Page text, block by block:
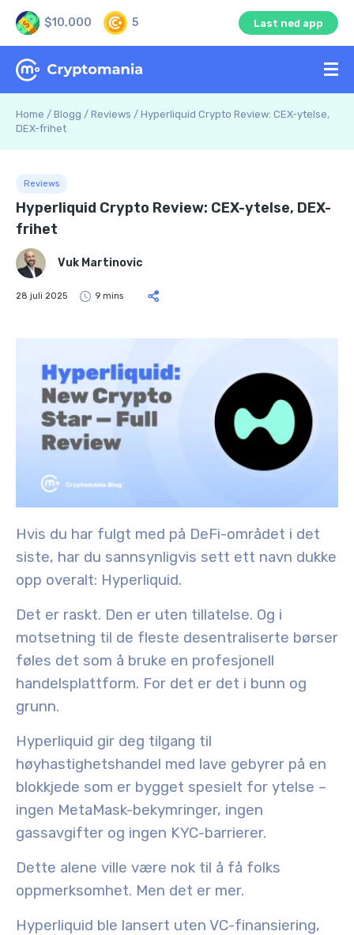
$10,000 5 Last ned app
Home / Blogg / Reviews / Hyperliquid Crypto Review: CEX-ytelse,
DEX-frihet
Reviews
Hyperliquid Crypto Review: CEX-ytelse, DEX-
frihet
Vuk Martinovic
28 juli 2025 9 mins
Hvis du har fulgt med på DeFi-området i det
siste, har du sannsynligvis sett ett navn dukke
opp overalt: Hyperliquid.
Det er raskt. Den er uten tillatelse. Og i
motsetning til de fleste desentraliserte børser
føles det som å bruke en profesjonell
handelsplattform. For det er det i bunn og
grunn.
Hyperliquid gir deg tilgang til
høyhastighetshandel med lave gebyrer på en
blokkjede som er bygget spesielt for ytelse –
ingen MetaMask-bekymringer, ingen
gassavgifter og ingen KYC-barrierer.
Dette alene ville være nok til å få folks
oppmerksomhet. Men det er mer.
Hyperliquid ble lansert uten VC-finansiering,